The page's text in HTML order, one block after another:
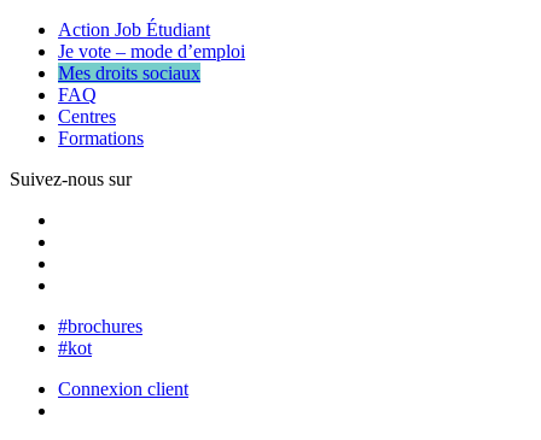
Action Job Étudiant
Je vote – mode d’emploi
Mes droits sociaux
FAQ
Centres
Formations
Suivez-nous sur
#brochures
#kot
Connexion client